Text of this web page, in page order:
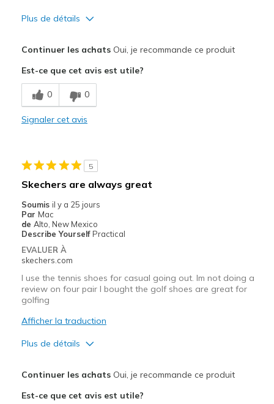
Plus de détails
Breathe Well
Comfortable
Feels true to size
View On Shoes
Shoes are for Wearing
Continuer les achatsOui, je recommande ce produit
Est-ce que cet avis est utile?
0 0
Signaler cet avis
5
Skechers are always great
Soumis il y a 25 jours
Par Mac
de Alto, New Mexico
Describe Yourself Practical
EVALUER À
skechers.com
I use the tennis shoes for casual going out. Im not doing a
review on four pair I bought the golf shoes are great for
golfing
Afficher la traduction
Plus de détails
Continuer les achatsOui, je recommande ce produit
Est-ce que cet avis est utile?